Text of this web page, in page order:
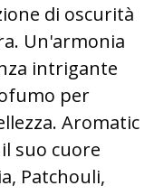
di oscurità
Un'armonia
intrigante
per
Aromatic
suo cuore
Patchouli,